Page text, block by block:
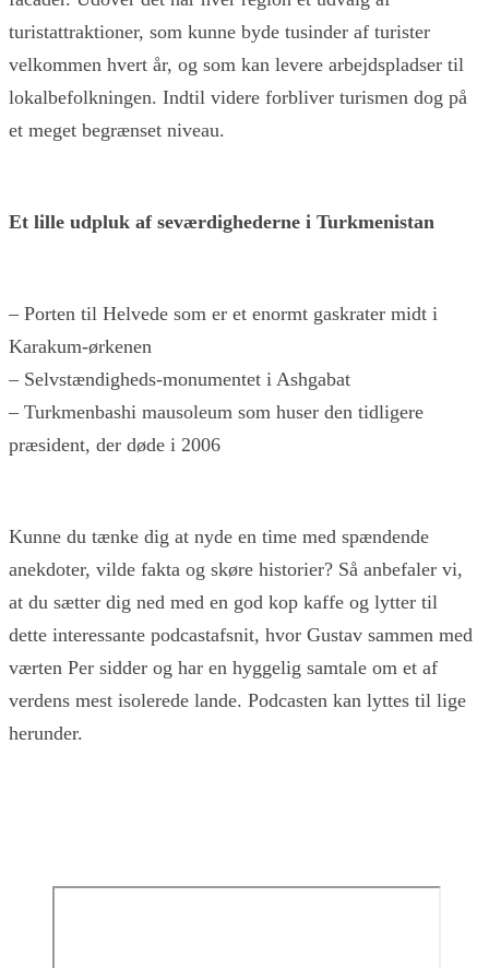
turistattraktioner, som kunne byde tusinder af turister
velkommen hvert år, og som kan levere arbejdspladser til
lokalbefolkningen. Indtil videre forbliver turismen dog på
et meget begrænset niveau.
Et lille udpluk af seværdighederne i Turkmenistan
– Porten til Helvede som er et enormt gaskrater midt i
Karakum-ørkenen
– Selvstændigheds-monumentet i Ashgabat
– Turkmenbashi mausoleum som huser den tidligere
præsident, der døde i 2006
Kunne du tænke dig at nyde en time med spændende
anekdoter, vilde fakta og skøre historier? Så anbefaler vi,
at du sætter dig ned med en god kop kaffe og lytter til
dette interessante podcastafsnit, hvor Gustav sammen med
værten Per sidder og har en hyggelig samtale om et af
verdens mest isolerede lande. Podcasten kan lyttes til lige
herunder.